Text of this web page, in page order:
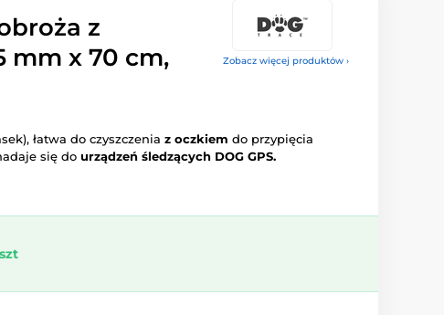
Zobacz więcej produktów ›
z
mm x 70 cm,
łatwa do czyszczenia z oczkiem do przypięcia
się do urządzeń śledzących DOG GPS.